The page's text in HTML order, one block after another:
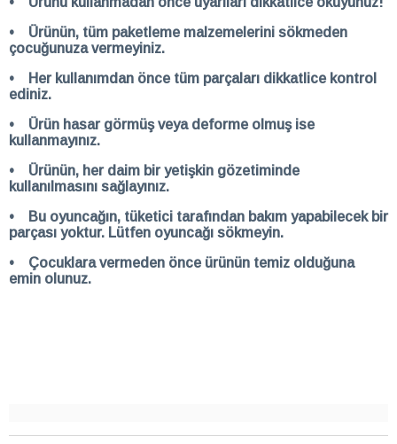
• Ürünün, tüm paketleme malzemelerini sökmeden
çocuğunuza vermeyiniz.
• Her kullanımdan önce tüm parçaları dikkatlice kontrol
ediniz.
• Ürün hasar görmüş veya deforme olmuş ise
kullanmayınız.
• Ürünün, her daim bir yetişkin gözetiminde
kullanılmasını sağlayınız.
• Bu oyuncağın, tüketici tarafından bakım yapabilecek bir
parçası yoktur. Lütfen oyuncağı sökmeyin.
• Çocuklara vermeden önce ürünün temiz olduğuna
emin olunuz.